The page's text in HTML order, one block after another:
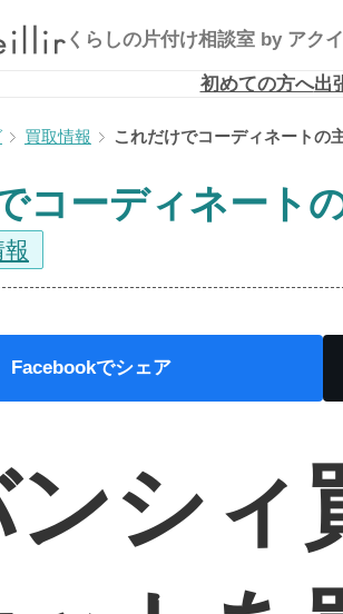
くらしの片付け相談室 by アク
初めての方へ出
買取情報 これだけでコーディネートの
コーディネート
Facebook
ンシィ